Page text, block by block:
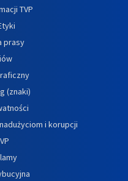
TVP
prasy
(znaki)
i korupcji